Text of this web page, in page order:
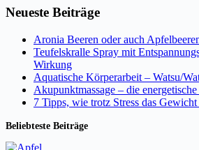
Neueste Beiträge
Aronia Beeren oder auch
Teufelskralle Spray mit
Wirkung
Aquatische Körperarbeit – Watsu/
Akupunktmassage – die
7 Tipps, wie trotz Stress das
Beliebteste Beiträge